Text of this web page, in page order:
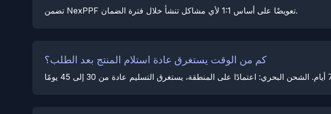
تضمن NexPPF تعويضًا على أساس 1:1 لأي مشاكل تنشأ خلال فترة الضمان.
كم من الوقت يستغرق عادة استلام المنتج بعد الطلب؟